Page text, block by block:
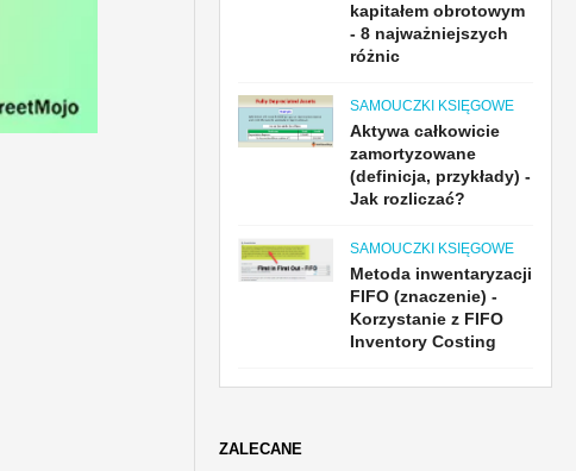
kapitałem obrotowym
- 8 najważniejszych
różnic
SAMOUCZKI KSIĘGOWE
Aktywa całkowicie
zamortyzowane
(definicja, przykłady) -
Jak rozliczać?
SAMOUCZKI KSIĘGOWE
Metoda inwentaryzacji
FIFO (znaczenie) -
Korzystanie z FIFO
Inventory Costing
ZALECANE